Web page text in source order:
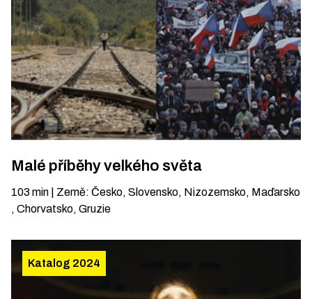
Malé příběhy velkého světa
103 min Země: Česko, Slovensko, Nizozemsko, Maďarsko
, Chorvatsko, Gruzie
Katalog 2024